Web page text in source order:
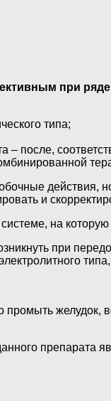
при
типа;
– после,
действия,
и
на
при
желудок,
препарата